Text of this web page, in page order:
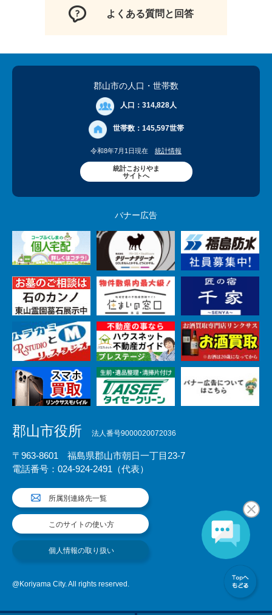
よくある質問と回答
郡山市の人口 ・世帯数
人口： 314,828人
世帯数： 145,597世帯
令和8年7月1日現在 統計情報
統計こおりやま
サイトへ
バナー広告
郡山市役所 法人番号9000020072036
〒963-8601 福島県郡山市朝日一丁目23-7
電話番号：024-924-2491（代表）
所属別連絡先一覧
このサイトの使い方
個人情報の取り扱い
@Koriyama City. All rights reserved.